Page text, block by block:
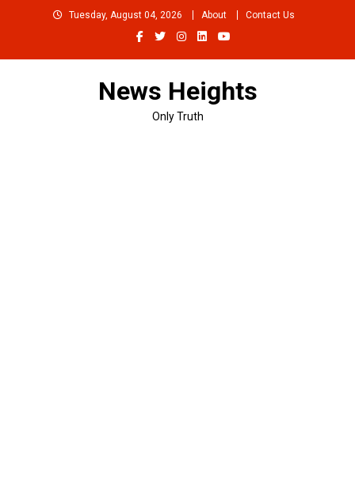
Tuesday, August 04, 2026 About Contact Us
News Heights
Only Truth